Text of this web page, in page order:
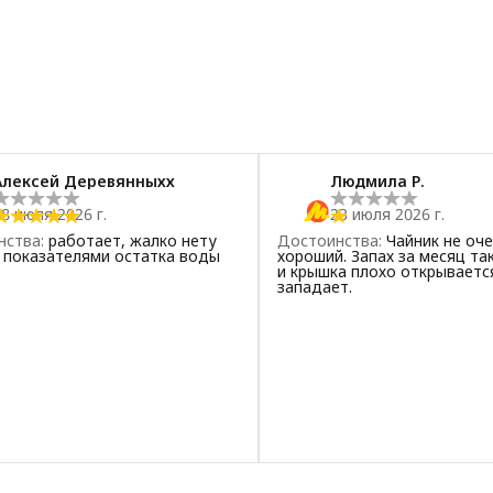
Деревянныхх
июля 2026 г.
: работает, жалко нету
остатка воды
Людмила Р.
23 июля 2026 г.
Достоинства: Чайник не
хороший. Запах за месяц
и крышка плохо
западает.